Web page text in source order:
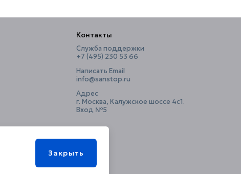
Контакты
Служба поддержки
+7 (495) 230 53 66
Написать Email
info@sanstop.ru
Адрес
г. Москва, Калужское шоссе 4с1.
Вход №5
Закрыть